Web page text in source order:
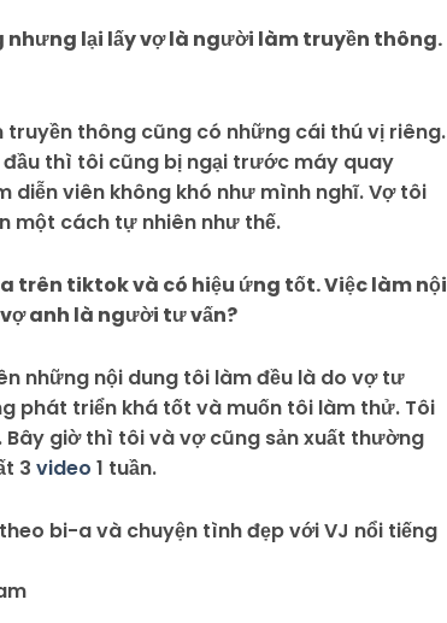
lại lấy vợ là người làm truyền thông.
truyền thông cũng có những cái thú vị riêng.
đầu thì tôi cũng bị ngại trước máy quay
diễn viên không khó như mình nghĩ. Vợ tôi
một cách tự nhiên như thế.
trên tiktok và có hiệu ứng tốt. Việc làm nội
anh là người tư vấn?
những nội dung tôi làm đều là do vợ tư
phát triển khá tốt và muốn tôi làm thử. Tôi
giờ thì tôi và vợ cũng sản xuất thường
3 video 1 tuần.